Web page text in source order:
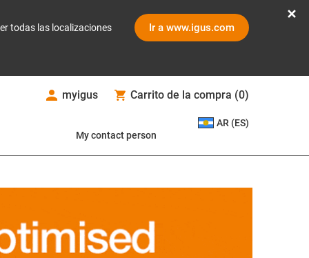
todas las localizaciones Ir a www.igus.com
myigus Carrito de la compra (0)
My contact person
AR (ES)